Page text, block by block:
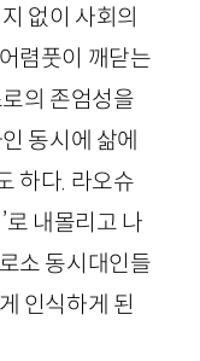
없이 사회의
렴풋이 깨닫는
의 존엄성을
동시에 삶에
하다. 라오슈
로 내몰리고 나
소 동시대인들
인식하게 된